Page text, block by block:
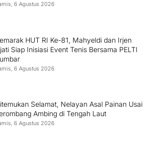
6 Agustus 2026
HUT RI Ke-81, Mahyeldi dan Irjen
Siap Inisiasi Event Tenis Bersama PELTI
6 Agustus 2026
Selamat, Nelayan Asal Painan Usai
Ambing di Tengah Laut
6 Agustus 2026